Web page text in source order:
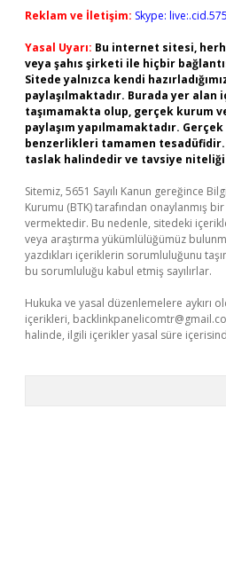
Reklam ve İletişim: Skype:
Yasal Uyarı: Bu internet sitesi,
veya şahıs şirketi ile hiçbir
Sitede yalnızca kendi
paylaşılmaktadır. Burada yer
taşımamakta olup, gerçek kurum
paylaşım yapılmamaktadır.
benzerlikleri tamamen
taslak halindedir ve tavsiye niteliği
Sitemiz, 5651 Sayılı Kanun gereğince
Kurumu (BTK) tarafından onaylanmış
vermektedir. Bu nedenle, sitedeki
veya araştırma yükümlülüğümüz
yazdıkları içeriklerin sorumluluğunu
bu sorumluluğu kabul etmiş sayılırlar.
Hukuka ve yasal düzenlemelere aykırı
içerikleri,
halinde, ilgili içerikler yasal süre